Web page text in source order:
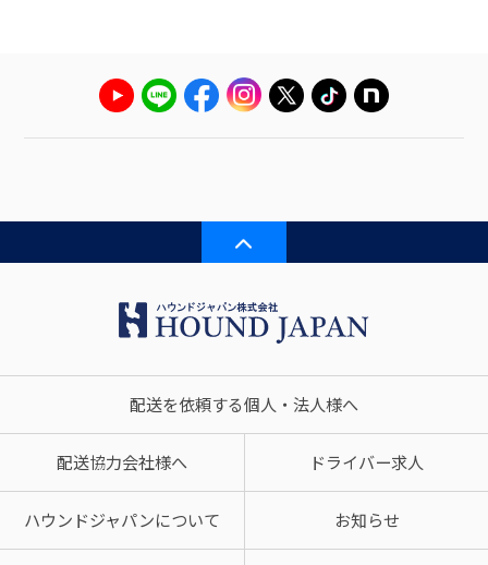
配送を依頼する個人・法人様へ
配送協力会社様へ ドライバー求人
ハウンドジャパンについて お知らせ